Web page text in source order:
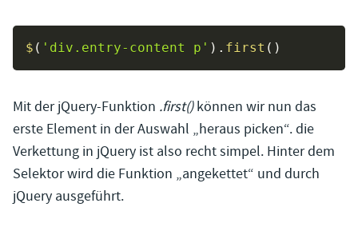
$ ( 'div.entry-content p' ) . first ( )
Mit der jQuery-Funktion .first()können wir nun das
erste Element in der Auswahl „heraus picken“. die
Verkettung in jQuery ist also recht simpel. Hinter dem
Selektor wird die Funktion „angekettet“ und durch
jQuery ausgeführt.